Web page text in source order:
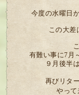
今度の水曜日
この大
有難い事に7月
９月後半
再びリタ
やって